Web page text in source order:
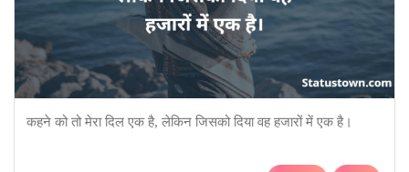
कहने को तो मेरा दिल एक है, लेकिन जिसको दिया वह हजारों में एक है।